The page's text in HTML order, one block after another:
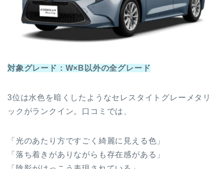
対象グレード：W×B以外の全グレード
3位は水色を暗くしたようなセレスタイトグレーメタリ
ックがランクイン。口コミでは、
「光のあたり方ですごく綺麗に見える色」
「落ち着きがありながらも存在感がある」